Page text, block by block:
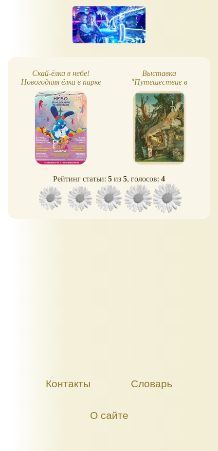
Скай-ёлка в небе!
Новогодняя ёлка в парке
батутов
Выставка
"Путешествие в
новогоднюю сказку"
Рейтинг статьи: 5 из 5, голосов: 4
Контакты Словарь
О сайте